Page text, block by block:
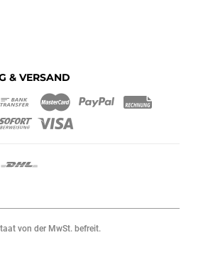
& VERSAND
von der MwSt. befreit.